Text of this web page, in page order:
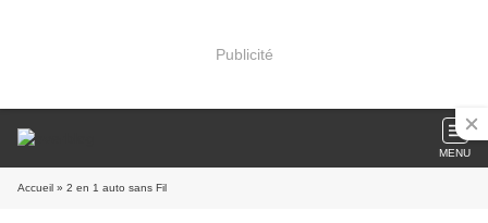
Publicité
MENU
Accueil » 2 en 1 auto sans Fil